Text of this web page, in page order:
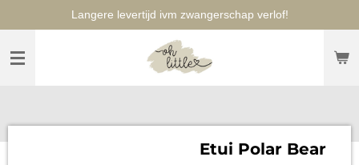
naar
hoofdinhoud
Langere levertijd ivm zwangerschap verlof!
Etui Polar Bear